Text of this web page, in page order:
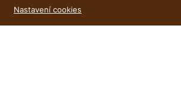
Nastavení cookies